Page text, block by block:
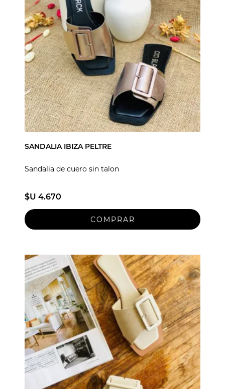
SANDALIA IBIZA PELTRE
Sandalia de cuero sin talon
$U 4.670